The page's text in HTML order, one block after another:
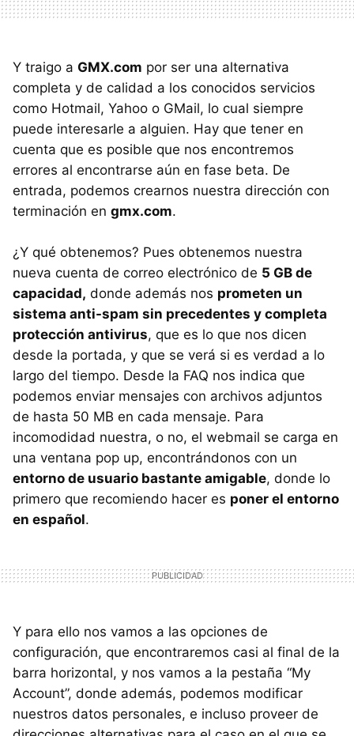
Y traigo a GMX.com por ser una alternativa
completa y de calidad a los conocidos servicios
como Hotmail, Yahoo o GMail, lo cual siempre
puede interesarle a alguien. Hay que tener en
cuenta que es posible que nos encontremos
errores al encontrarse aún en fase beta. De
entrada, podemos crearnos nuestra dirección con
terminación en gmx.com.
¿Y qué obtenemos? Pues obtenemos nuestra
nueva cuenta de correo electrónico de 5 GB de
capacidad, donde además nos prometen un
sistema anti-spam sin precedentes y completa
protección antivirus, que es lo que nos dicen
desde la portada, y que se verá si es verdad a lo
largo del tiempo. Desde la FAQ nos indica que
podemos enviar mensajes con archivos adjuntos
de hasta 50 MB en cada mensaje. Para
incomodidad nuestra, o no, el webmail se carga en
una ventana pop up, encontrándonos con un
entorno de usuario bastante amigable, donde lo
primero que recomiendo hacer es poner el entorno
en español.
Y para ello nos vamos a las opciones de
configuración, que encontraremos casi al final de la
barra horizontal, y nos vamos a la pestaña “My
Account”, donde además, podemos modificar
nuestros datos personales, e incluso proveer de